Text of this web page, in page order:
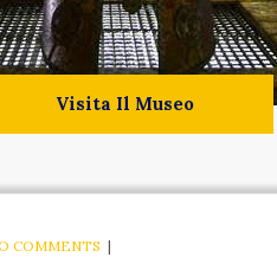
Visita Il Museo
COMMENTS |